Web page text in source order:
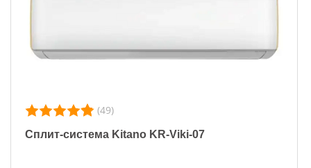
(49)
Сплит-система Kitano KR-Viki-07